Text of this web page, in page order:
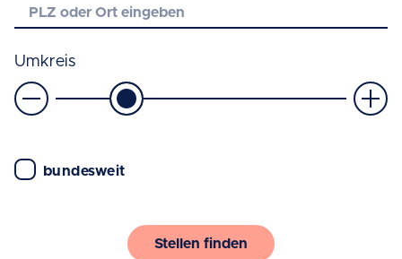
Umkreis
bundesweit
Stellen finden